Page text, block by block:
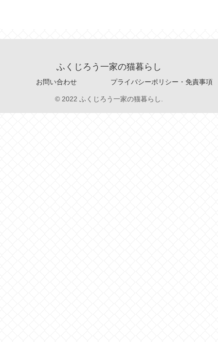
ふくじろう一家の猫暮らし
お問い合わせ プライバシーポリシー・免責事項
© 2022 ふくじろう一家の猫暮らし.